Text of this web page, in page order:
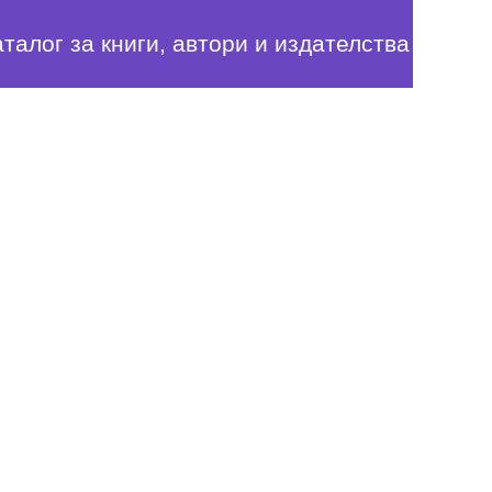
за книги, автори и издателства